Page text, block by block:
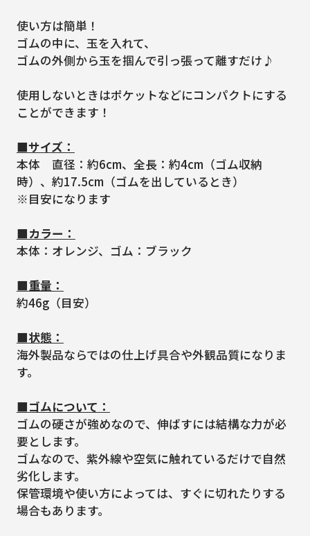
使い方は簡単！
ゴムの中に、玉を入れて、
ゴムの外側から玉を掴んで引っ張って離すだけ♪
使用しないときはポケットなどにコンパクトにする
ことができます！
■サイズ：
本体 直径：約6cm、全長：約4cm（ゴム収納
時）、約17.5cm（ゴムを出しているとき）
※目安になります
■カラー：
本体：オレンジ、ゴム：ブラック
■重量：
約46g（目安）
■状態：
海外製品ならではの仕上げ具合や外観品質になりま
す。
■ゴムについて：
ゴムの硬さが強めなので、伸ばすには結構な力が必
要とします。
ゴムなので、紫外線や空気に触れているだけで自然
劣化します。
保管環境や使い方によっては、すぐに切れたりする
場合もあります。